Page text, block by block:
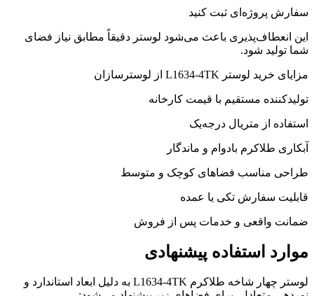
سفارش پروژه‌ای ثبت کنید
این انعطاف‌پذیری باعث می‌شود لوستر دقیقاً مطابق نیاز فضای
شما تولید شود.
مزایای خرید لوستر L1634-4TK از لوسترسازان
تولیدکننده مستقیم با قیمت کارخانه
استفاده از متریال درجه‌یک
آبکاری طلاکرم بادوام و ماندگار
طراحی مناسب فضاهای کوچک و متوسط
قابلیت سفارش تکی یا عمده
ضمانت واقعی و خدمات پس از فروش
موارد استفاده پیشنهادی
لوستر چهار شاخه طلاکرم L1634-4TK به دلیل ابعاد استاندارد و